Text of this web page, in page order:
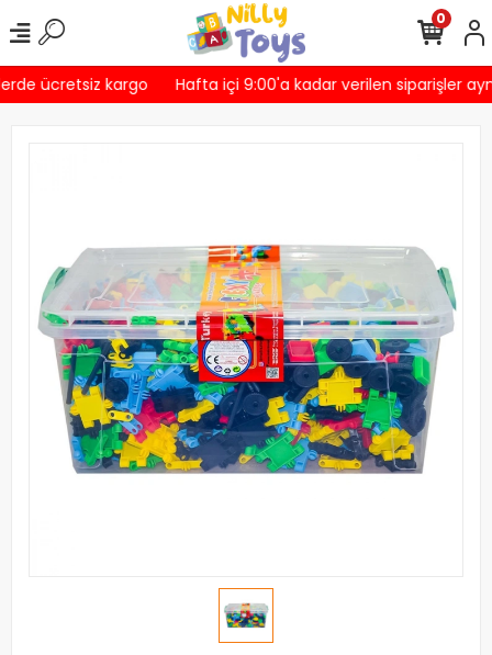
ücretsiz kargo Hafta içi 9:00'a kadar verilen siparişler
0